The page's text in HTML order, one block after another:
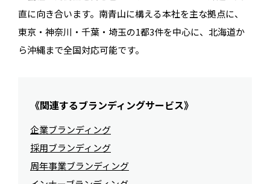
直に向き合います。南青山に構える本社を主な拠点に、
東京・神奈川・千葉・埼玉の1都3件を中心に、北海道か
ら沖縄まで全国対応可能です。
《関連するブランディングサービス》
企業ブランディング
採用ブランディング
周年事業ブランディング